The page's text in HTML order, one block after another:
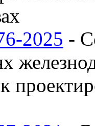
2025 -